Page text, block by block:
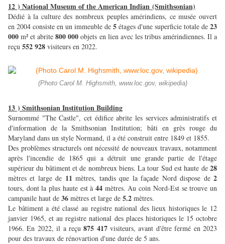
12 ) National Museum of the American Indian (Smithsonian)
Dédié à la culture des nombreux peuples amérindiens, ce musée ouvert
en 2004 consiste en un immeuble de 5 étages d'une superficie totale de 23
000 m² et abrite800 000 objets en lien avec les tribus amérindiennes. Il a
reçu 552 928 visiteurs en 2022.
(Photo Carol M. Highsmith, www.loc.gov, wikipedia)
13 ) Smithsonian Institution Building
Surnommé "The Castle", cet édifice abrite les services administratifs et
d'information de la Smithsonian Institution; bâti en grès rouge du
Maryland dans un style Normand, il a été construit entre 1849 et 1855.
Des problèmes structurels ont nécessité de nouveaux travaux, notamment
après l'incendie de 1865 qui a détruit une grande partie de l'étage
supérieur du bâtiment et de nombreux biens. La tour Sud est haute de 28
mètres et large de 11mètres, tandis que la façade Nord dispose de2
tours, dont la plus haute est à 44 mètres. Au coin Nord-Est se trouve un
campanile haut de 36 mètres et large de 5.2 mètres.
Le bâtiment a été classé au registre national des lieux historiques le 12
janvier 1965, et au registre national des places historiques le 15 octobre
1966. En 2022, il a reçu875 417visiteurs, avant d'être fermé en 2023
pour des travaux de rénovartion d'une durée de 5 ans.